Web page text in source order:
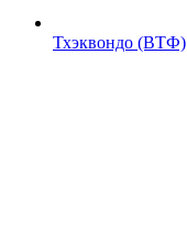
Тхэквондо (ВТФ)